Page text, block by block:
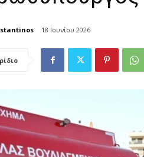
18 Ιουνίου 2026